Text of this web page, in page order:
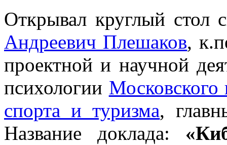
Открывал круглый стол
Андреевич Плешаков,
проектной и научной
психологии Московского
спорта и туризма,
Название доклада: